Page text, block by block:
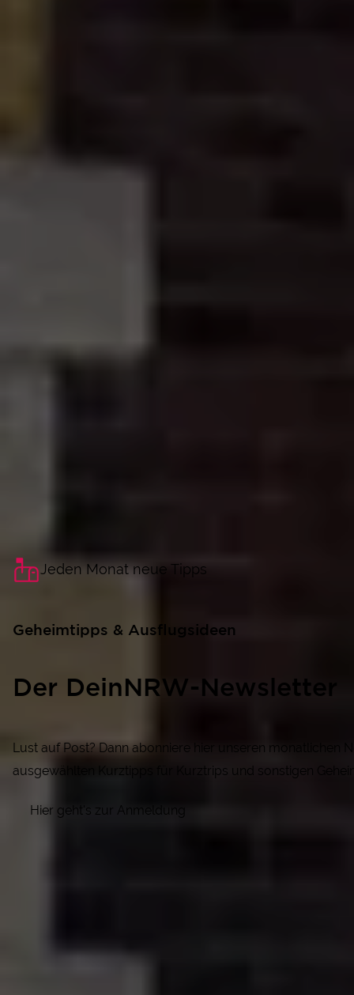
Jeden Monat neue Tipps
Geheimtipps & Ausflugsideen
Der DeinNRW-Newsletter
Lust auf Post? Dann abonniere hier unseren monatlichen
ausgewählten Kurztipps für Kurztrips und sonstigen
Hier geht's zur Anmeldung